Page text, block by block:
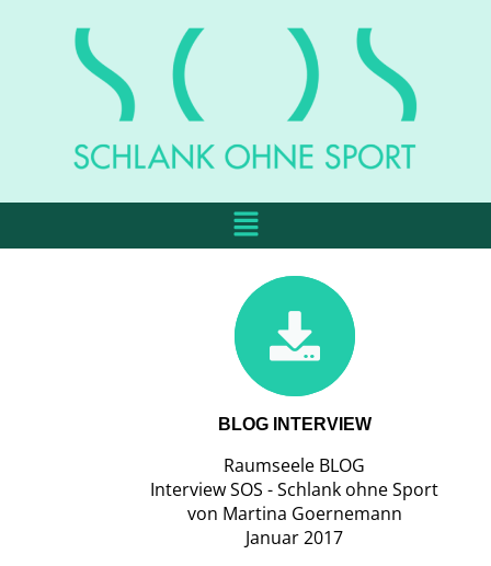
BLOG INTERVIEW
Raumseele BLOG
Interview SOS - Schlank ohne Sport
von Martina Goernemann
Januar 2017